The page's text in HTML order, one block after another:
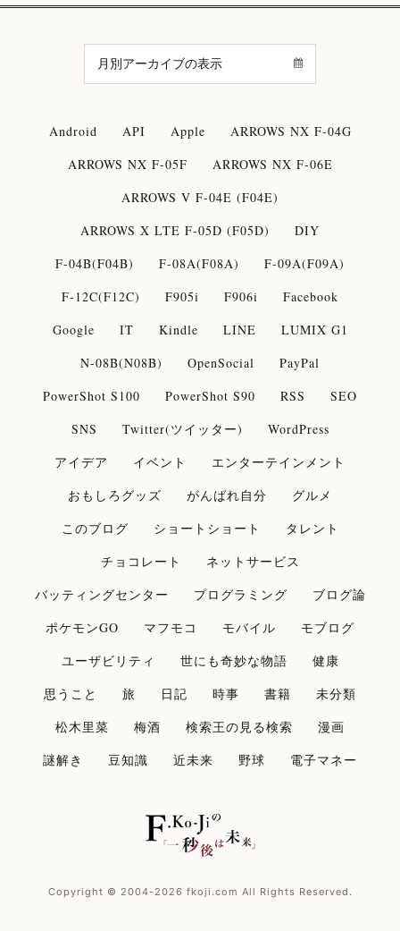
Android API Apple
ARROWS NX F-04G
ARROWS NX F-05F
ARROWS NX F-06E
ARROWS V F-04E (F04E)
ARROWS X LTE F-05D (F05D)
DIY
F-04B(F04B)
F-08A(F08A)
F-09A(F09A)
F-12C(F12C)
F905i F906i
Facebook
Google
IT Kindle LINE
LUMIX G1
N-08B(N08B)
OpenSocial
PayPal
PowerShot S100
PowerShot S90 RSS
SEO
SNS
Twitter(ツイッター)
WordPress
アイデア
イベント
エンターテインメント
おもしろグッズ
がんばれ自分
グルメ
このブログ
ショートショート
タレント
チョコレート
ネットサービス
バッティングセンター
プログラミング
ブログ論
ポケモンGO
マフモコ モバイル
モブログ
ユーザビリティ
世にも奇妙な物語
健康
思うこと
旅 日記 時事 書籍
未分類
松木里菜
梅酒 検索王の見る検索
漫画
謎解き
豆知識 近未来 野球 電子マネー
Copyright © 2004-2026 fkoji.com All Rights Reserved.